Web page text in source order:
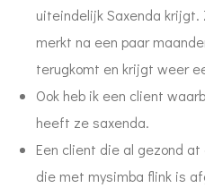
uiteindelijk Saxenda
merkt na een paar
terugkomt en krijgt weer
Ook heb ik een client
heeft ze saxenda.
Een client die al gezond
die met mysimba flink is